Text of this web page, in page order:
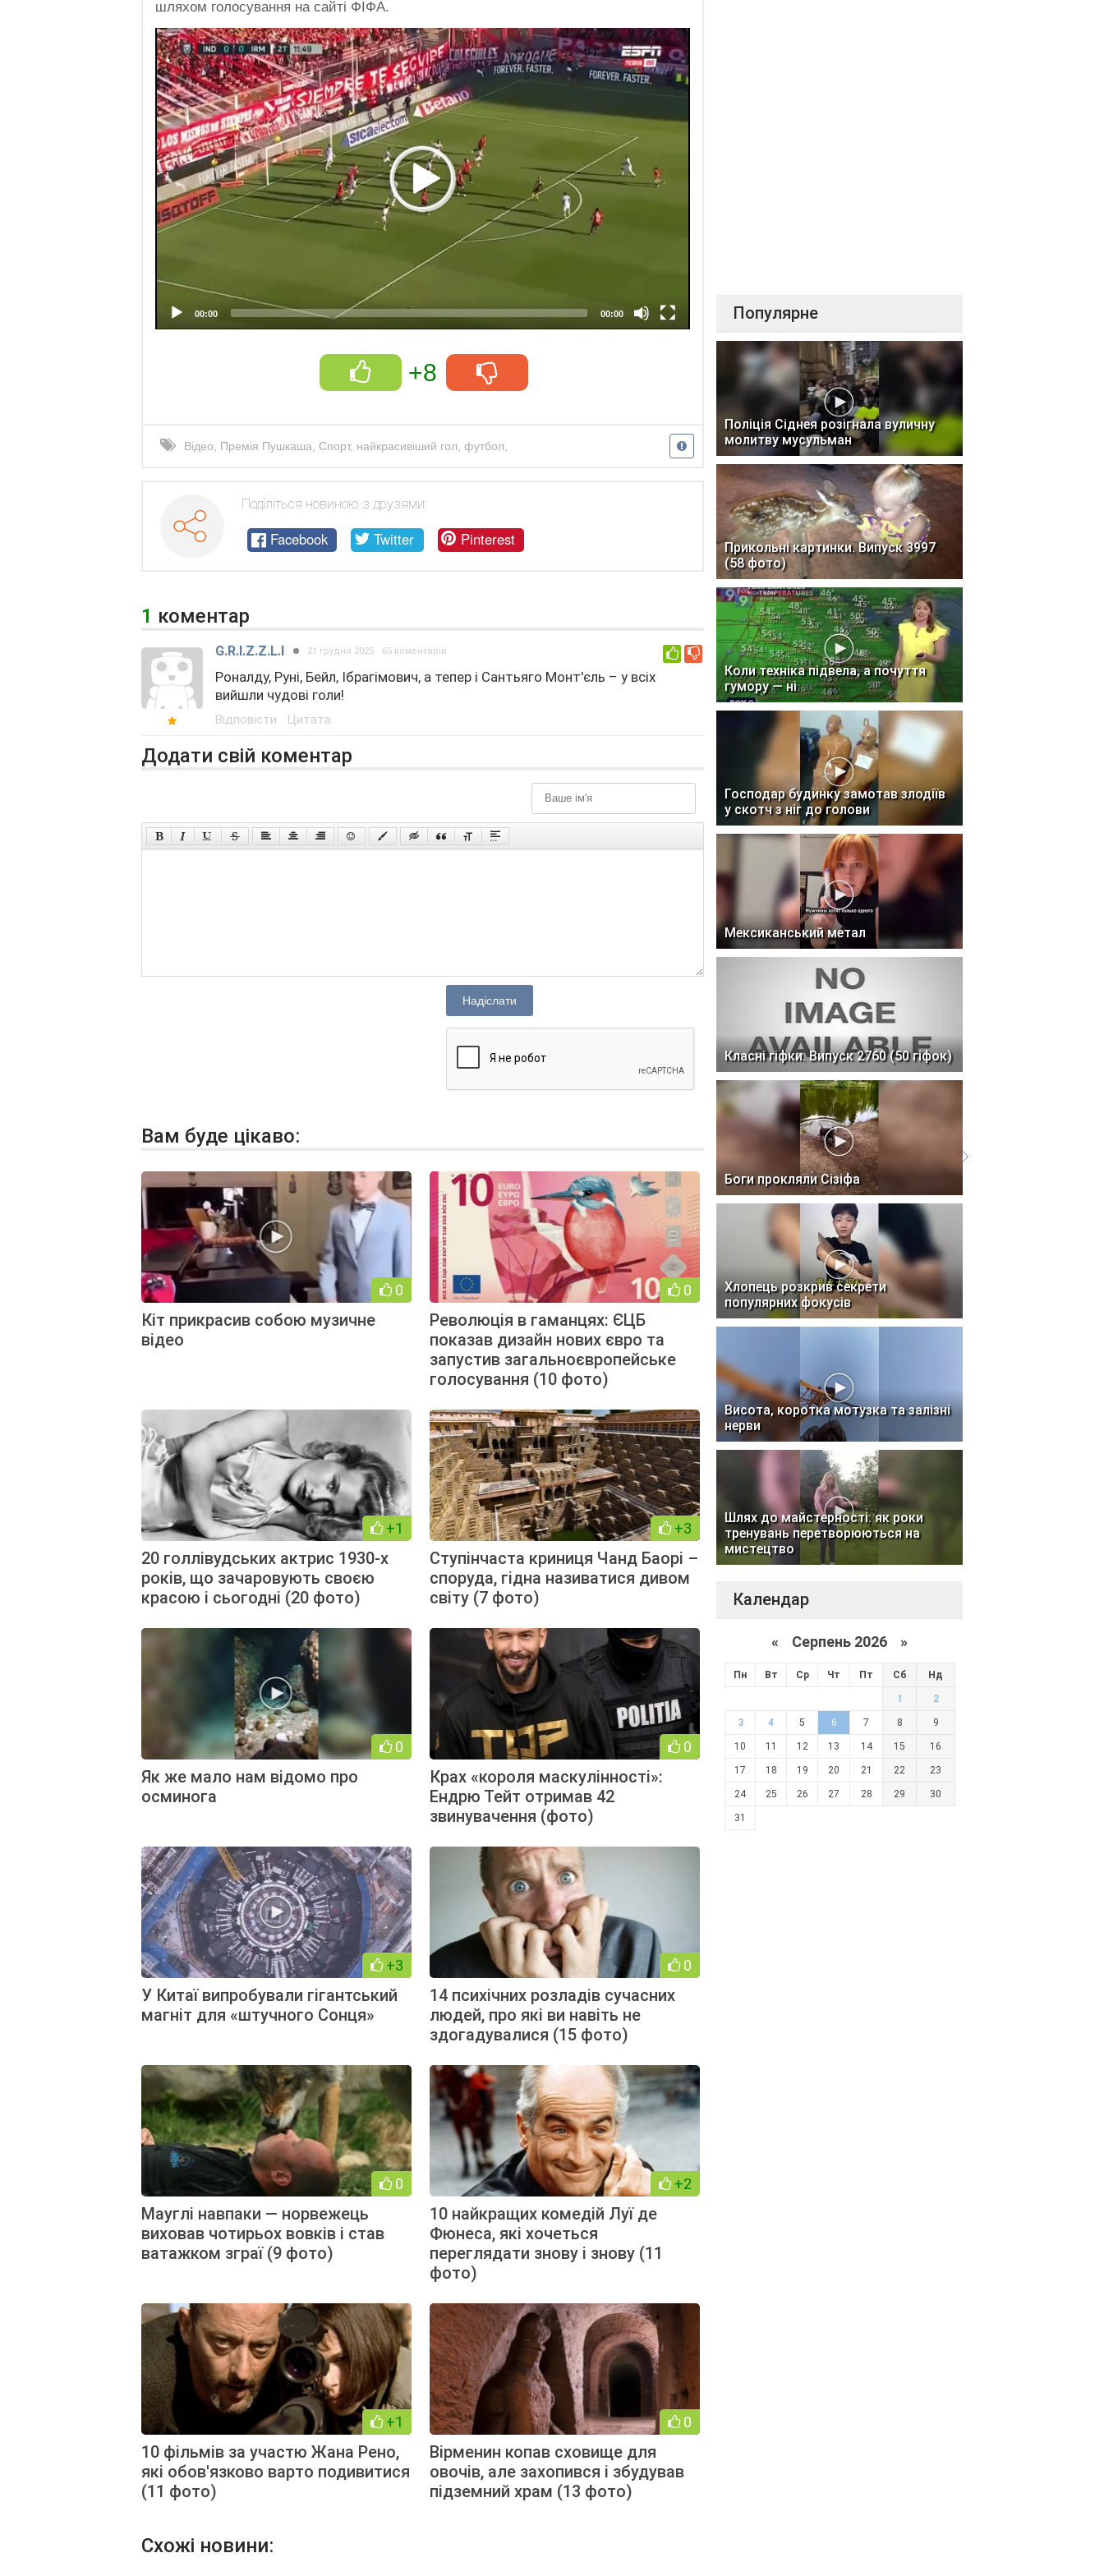
шляхом голосування на сайті ФІФА.
Video
Player
00:00 00:00
+8
Відео Премія Пушкаша Спорт, найкрасивіший гол футбол
Поділіться новиною з друзями:
Facebook Twitter Pinterest
1 коментар
G.R.I.Z.Z.L.I 21 грудня 2025 65 коментарів 0
Роналду, Руні, Бейл, Ібрагімович, а тепер і Сантьяго Монт'єль – у всіх
вийшли чудові голи!
Відповісти Цитата
Додати свій коментар
Надіслати
Вам буде цікаво:
0
Кіт прикрасив собою музичне
відео
0
Революція в гаманцях: ЄЦБ
показав дизайн нових євро та
запустив загальноєвропейське
голосування (10 фото)
+1
20 голлівудських актрис 1930-х
років, що зачаровують своєю
красою і сьогодні (20 фото)
+3
Ступінчаста криниця Чанд Баорі –
споруда, гідна називатися дивом
світу (7 фото)
0
Як же мало нам відомо про
осминога
0
Крах «короля маскулінності»:
Ендрю Тейт отримав 42
звинувачення (фото)
+3
У Китаї випробували гігантський
магніт для «штучного Сонця»
0
14 психічних розладів сучасних
людей, про які ви навіть не
здогадувалися (15 фото)
0
Мауглі навпаки — норвежець
виховав чотирьох вовків і став
ватажком зграї (9 фото)
+2
10 найкращих комедій Луї де
Фюнеса, які хочеться
переглядати знову і знову (11
фото)
+1
10 фільмів за участю Жана Рено,
які обов'язково варто подивитися
(11 фото)
0
Вірменин копав сховище для
овочів, але захопився і збудував
підземний храм (13 фото)
Популярне
Поліція Сіднея розігнала вуличну
молитву мусульман
Прикольні картинки. Випуск 3997
(58 фото)
Коли техніка підвела, а почуття
гумору — ні
Господар будинку замотав злодіїв
у скотч з ніг до голови
Мексиканський метал
Класні гіфки. Випуск 2760 (50 гіфок)
Боги прокляли Сізіфа
Хлопець розкрив секрети
популярних фокусів
Висота, коротка мотузка та залізні
нерви
Шлях до майстерності: як роки
тренувань перетворюються на
мистецтво
Календар
« Серпень 2026 »
Пн Вт Ср Чт Пт Сб Нд
1 2
3 4 5 6 7 8 9
10 11 12 13 14 15 16
17 18 19 20 21 22 23
24 25 26 27 28 29 30
31
Схожі новини: